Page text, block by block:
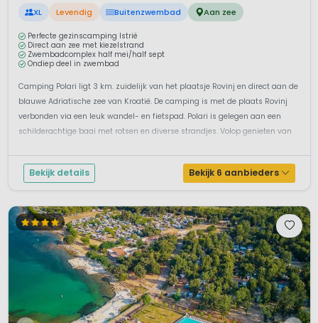
XL Levendig Buitenzwembad Aan zee
Perfecte gezinscamping Istrië
Direct aan zee met kiezelstrand
Zwembadcomplex half mei/half sept
Ondiep deel in zwembad
Camping Polari ligt 3 km. zuidelijk van het plaatsje Rovinj en direct aan de
blauwe Adriatische zee van Kroatië. De camping is met de plaats Rovinj
verbonden via een leuk wandel- en fietspad. Polari is gelegen aan een
schilderachtige baai met rotsen en diverse strandjes. Volop genieten van
Bekijk details Bekijk 6 aanbieders